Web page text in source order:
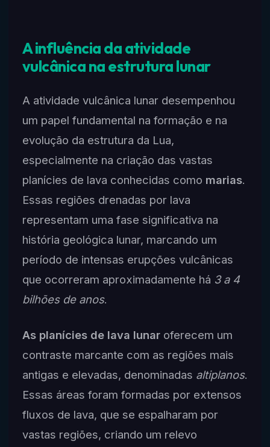
A influência da atividade
vulcânica na estrutura lunar
A atividade vulcânica lunar desempenhou
um papel fundamental na formação e na
evolução da estrutura da Lua,
especialmente na criação das vastas
planícies de lava conhecidas como marias.
Essas regiões drenadas por lava
representam uma fase significativa na
história geológica lunar, marcando um
período de intensas erupções vulcânicas
que ocorreram aproximadamente há 3 a 4
bilhões de anos.
As planícies de lava lunaroferecem um
contraste marcante com as regiões mais
antigas e elevadas, denominadas altiplanos.
Essas áreas foram formadas por extensos
fluxos de lava, que se espalharam por
vastas regiões, criando um relevo